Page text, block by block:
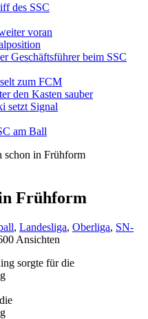
des SSC
voran
Geschäftsführer beim SSC
zum FCM
den Kasten sauber
setzt Signal
am Ball
schon in Frühform
Frühform
, Landesliga, Oberliga, SN-
Ansichten